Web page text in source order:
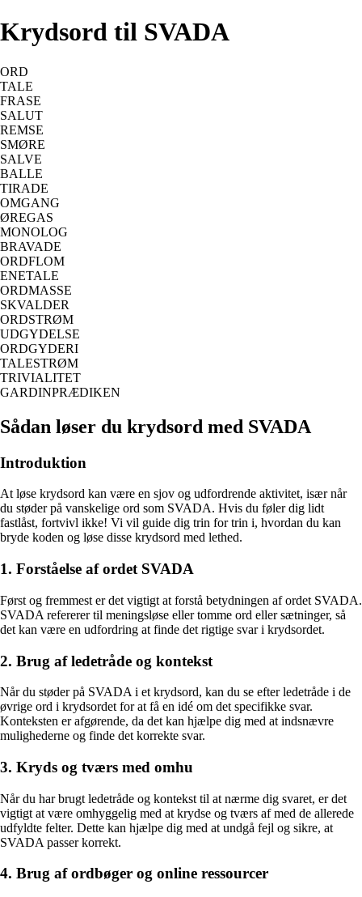
Krydsord til SVADA
ORD
TALE
FRASE
SALUT
REMSE
SMØRE
SALVE
BALLE
TIRADE
OMGANG
ØREGAS
MONOLOG
BRAVADE
ORDFLOM
ENETALE
ORDMASSE
SKVALDER
ORDSTRØM
UDGYDELSE
ORDGYDERI
TALESTRØM
TRIVIALITET
GARDINPRÆDIKEN
Sådan løser du krydsord med SVADA
Introduktion
At løse krydsord kan være en sjov og udfordrende aktivitet, især når
du støder på vanskelige ord som SVADA. Hvis du føler dig lidt
fastlåst, fortvivl ikke! Vi vil guide dig trin for trin i, hvordan du kan
bryde koden og løse disse krydsord med lethed.
1. Forståelse af ordet SVADA
Først og fremmest er det vigtigt at forstå betydningen af ordet SVADA.
SVADA refererer til meningsløse eller tomme ord eller sætninger, så
det kan være en udfordring at finde det rigtige svar i krydsordet.
2. Brug af ledetråde og kontekst
Når du støder på SVADA i et krydsord, kan du se efter ledetråde i de
øvrige ord i krydsordet for at få en idé om det specifikke svar.
Konteksten er afgørende, da det kan hjælpe dig med at indsnævre
mulighederne og finde det korrekte svar.
3. Kryds og tværs med omhu
Når du har brugt ledetråde og kontekst til at nærme dig svaret, er det
vigtigt at være omhyggelig med at krydse og tværs af med de allerede
udfyldte felter. Dette kan hjælpe dig med at undgå fejl og sikre, at
SVADA passer korrekt.
4. Brug af ordbøger og online ressourcer